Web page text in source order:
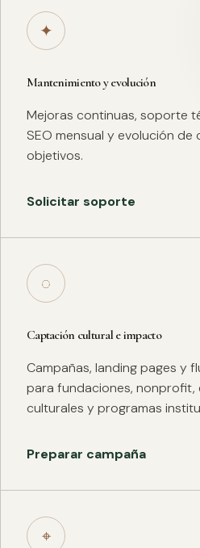
✦
Mantenimiento y evolución
Mejoras continuas, soporte
SEO mensual y evolución
objetivos.
Solicitar soporte
◌
Captación cultural e impacto
Campañas, landing pages y
para fundaciones, nonprofit,
culturales y programas
Preparar campaña
⌖